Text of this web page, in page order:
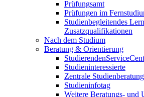
Prüfungsamt
Prüfungen im
Studienbegleitendes
Zusatzqualifikationen
Nach dem Studium
Beratung & Orientierung
Studieninteressierte
Zentrale Studienberatung
Studieninfotag
Weitere Beratungs- und